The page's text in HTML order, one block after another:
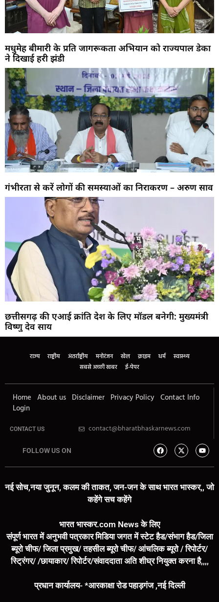
मधुमेह बीमारी के प्रति जागरूकता अभियान को राज्यपाल डेका
ने दिखाई हरी झंडी
गंभीरता से करें लोगों की समस्याओं का निराकरण – अरुण साव
छत्तीसगढ़ की एआई क्रांति देश के लिए मॉडल बनेगी: मुख्यमंत्री
विष्णु देव साय
राज्य राष्ट्रीय अंतर्राष्ट्रीय मनोरंजन खेल क्राइम धर्म
स्वास्थ्य
सबसे अच्छी खबर
ई-पेपर
Home About us Disclaimer Privacy Policy Contact Info
Login
CONTACT US contact@bharatbhaskarnews.com
FOLLOW US ON
नई सोच,नया जुनून, कलम की ताकत, जन-जन के साथ भारत भास्कर,, जो
कहेंगे सच कहेंगे
भारत भास्कर.com News के लिए
संपूर्ण भारत में अनुभवी पत्रकार मिडिया जगत में स्टेट हैड/संभाग हैड/जिला
ब्यूरो चीफ/ जिला प्रमुख/ तहसील ब्यूरो चीफ/ आंचलिक ब्यूरो / रिपोर्टर/
स्ट्रिंगर/ /छायाकार/ रिपोर्टर/संवाददाता अति शीघ्र नियुक्त करना है,,,,
प्रधान कार्यालय- *आरकाक्षा रोड पहाड़गंज ,नई दिल्ली